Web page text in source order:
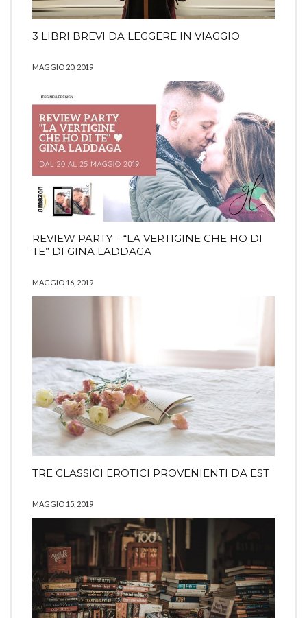
3 LIBRI BREVI DA LEGGERE IN VIAGGIO
MAGGIO 20, 2019
REVIEW PARTY – “LA VERTIGINE CHE HO DI
TE” DI GINA LADDAGA
MAGGIO 16, 2019
TRE CLASSICI EROTICI PROVENIENTI DA EST
MAGGIO 15, 2019